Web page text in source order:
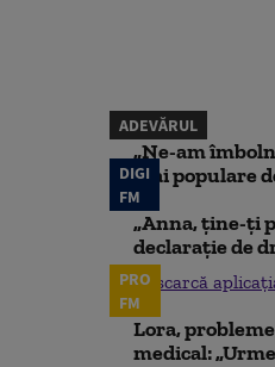
ADEVĂRUL
„Ne-am
mai populare
DIGI
FM
„Anna, ţine-ţi
declaraţie de
Descarcă
PRO
FM
Lora,
medical: